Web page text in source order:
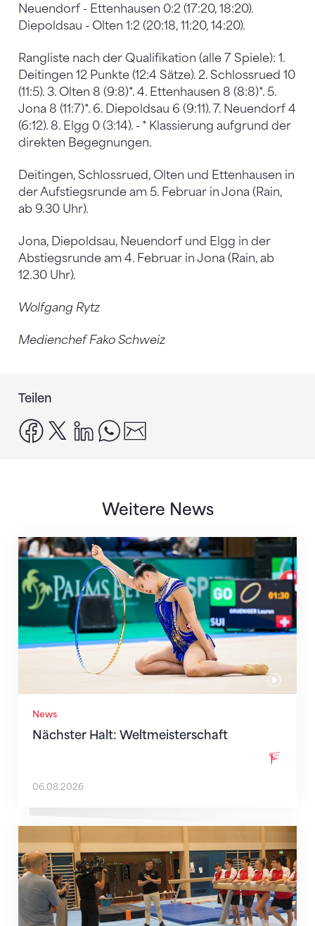
Neuendorf - Ettenhausen 0:2 (17:20, 18:20).
Diepoldsau - Olten 1:2 (20:18, 11:20, 14:20).
Rangliste nach der Qualifikation (alle 7 Spiele): 1.
Deitingen 12 Punkte (12:4 Sätze). 2. Schlossrued 10
(11:5). 3. Olten 8 (9:8)*. 4. Ettenhausen 8 (8:8)*. 5.
Jona 8 (11:7)*. 6. Diepoldsau 6 (9:11). 7. Neuendorf 4
(6:12). 8. Elgg 0 (3:14). - * Klassierung aufgrund der
direkten Begegnungen.
Deitingen, Schlossrued, Olten und Ettenhausen in
der Aufstiegsrunde am 5. Februar in Jona (Rain,
ab 9.30 Uhr).
Jona, Diepoldsau, Neuendorf und Elgg in der
Abstiegsrunde am 4. Februar in Jona (Rain, ab
12.30 Uhr).
Wolfgang Rytz
Medienchef Fako Schweiz
Teilen
facebook
x linkedinwhatsapp
Weitere News
News
Nächster Halt: Weltmeisterschaft
Nächster Halt: Weltmeisterschaft
06.08.2026
Mit klaren Zielen nach Zagreb